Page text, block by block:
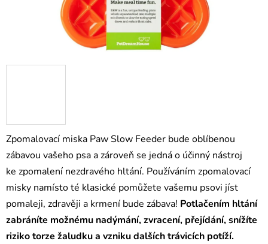
Zpomalovací miska Paw Slow Feeder bude oblíbenou
zábavou vašeho psa a zároveň se jedná o účinný nástroj
ke zpomalení nezdravého hltání. Používáním zpomalovací
misky namísto té klasické pomůžete vašemu psovi jíst
pomaleji, zdravěji a krmení bude zábava! Potlačením hltání
zabráníte možnému nadýmání, zvracení, přejídání, snížíte
riziko torze žaludku a vzniku dalších trávicích potíží.